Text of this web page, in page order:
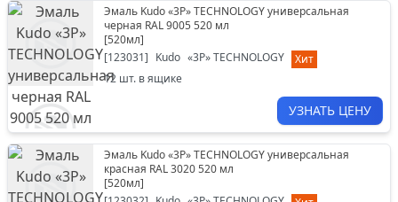
Эмаль Kudo «3P» TECHNOLOGY универсальная
черная RAL 9005 520 мл
[520мл]
[123031] Kudo «3P» TECHNOLOGY
Хит
12 шт. в ящике
УЗНАТЬ ЦЕНУ
Эмаль Kudo «3P» TECHNOLOGY универсальная
красная RAL 3020 520 мл
[520мл]